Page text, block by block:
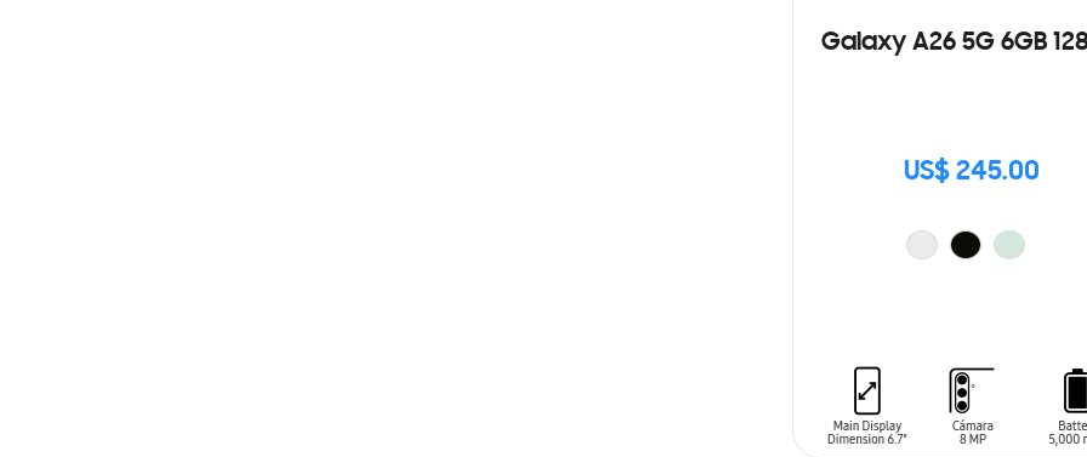
Galaxy A26 5G 6GB
US$ 245.00